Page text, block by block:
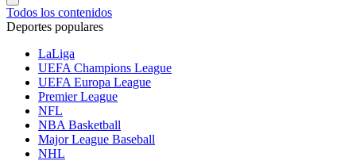
Todos los contenidos
Deportes populares
LaLiga
UEFA Champions League
UEFA Europa League
Premier League
NFL
NBA Basketball
Major League Baseball
NHL